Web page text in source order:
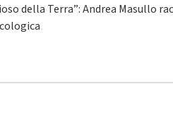
della Terra”: Andrea Masullo